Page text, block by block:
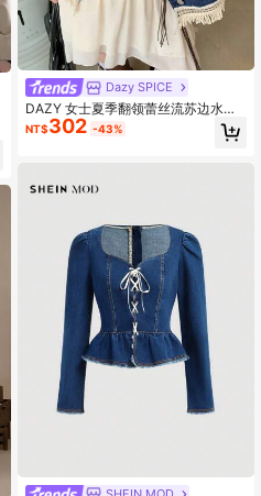
Dazy SPICE
DAZY 女士夏季翻领蕾丝流苏边水洗
牛仔背心女式夹克，秋季女装
NT$302 -43%